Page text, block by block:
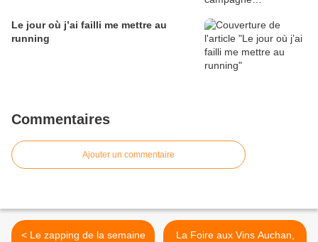
Le jour où j’ai failli me mettre au
running
Commentaires
Ajouter un commentaire
< Le zapping de la semaine
La Foire aux Vins Auchan,